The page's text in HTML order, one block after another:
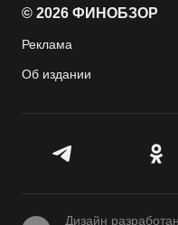
© 2026 ФИНОБЗОР
Реклама
Об издании